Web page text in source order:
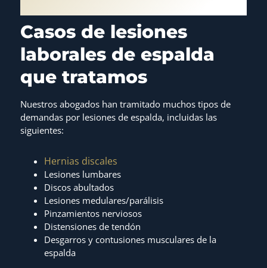
Casos de lesiones
laborales de espalda
que tratamos
Nuestros abogados han tramitado muchos tipos de
demandas por lesiones de espalda, incluidas las
siguientes:
Hernias discales
Lesiones lumbares
Discos abultados
Lesiones medulares/parálisis
Pinzamientos nerviosos
Distensiones de tendón
Desgarros y contusiones musculares de la
espalda